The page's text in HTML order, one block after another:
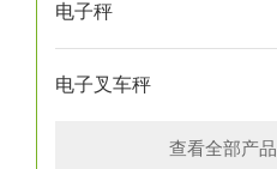
电子秤
电子叉车秤
查看全部产品